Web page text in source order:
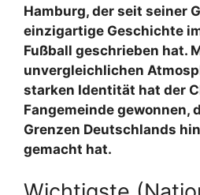
Hamburg, der seit seiner
einzigartige Geschichte
Fußball geschrieben hat.
unvergleichlichen
starken Identität hat der
Fangemeinde gewonnen,
Grenzen Deutschlands
gemacht hat.